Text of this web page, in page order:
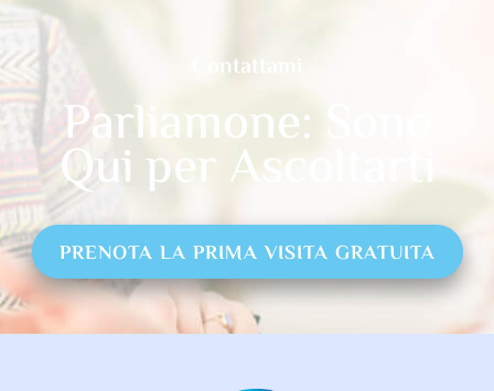
Contattami
Parliamone: Sono
Qui per Ascoltarti
PRENOTA LA PRIMA VISITA GRATUITA